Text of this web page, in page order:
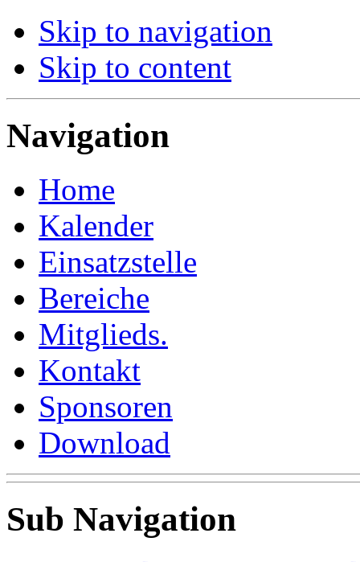
Skip to navigation
Skip to content
Navigation
Home
Kalender
Einsatzstelle
Bereiche
Mitglieds.
Kontakt
Sponsoren
Download
Sub Navigation